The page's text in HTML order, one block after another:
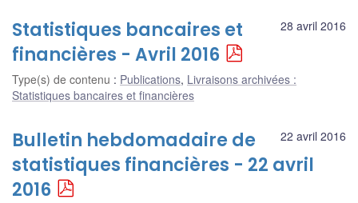
28 avril 2016
Statistiques bancaires et
financières - Avril 2016
Type(s) de contenu : Publications, Livraisons archivées :
Statistiques bancaires et financières
22 avril 2016
Bulletin hebdomadaire de
statistiques financières - 22 avril
2016